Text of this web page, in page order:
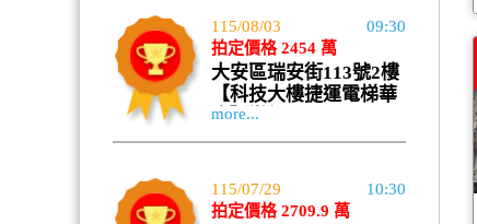
115/08/03
09:30
拍定價格 2454 萬
大安區瑞安街113號2樓
【科技大樓捷運電梯華
廈】變價
more...
115/07/29
10:30
拍定價格 2709.9 萬